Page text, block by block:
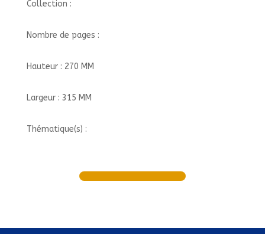
Collection :
Nombre de pages :
Hauteur : 270 MM
Largeur : 315 MM
Thématique(s) :